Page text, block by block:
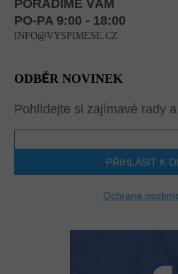
PORADÍME VÁM
PO-PA 9:00 - 18:00
INFO@VYSPIMESE.CZ
ODBĚR NOVINEK
Pohlídejte si zajímavé rady
PŘIHLÁSIT K
Ochrana